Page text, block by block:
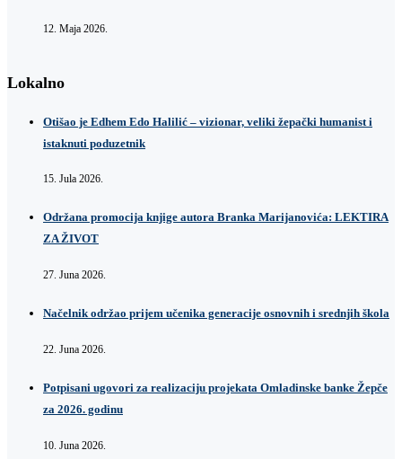
12. Maja 2026.
Lokalno
Otišao je Edhem Edo Halilić – vizionar, veliki žepački humanist i
istaknuti poduzetnik
15. Jula 2026.
Održana promocija knjige autora Branka Marijanovića: LEKTIRA
ZA ŽIVOT
27. Juna 2026.
Načelnik održao prijem učenika generacije osnovnih i srednjih škola
22. Juna 2026.
Potpisani ugovori za realizaciju projekata Omladinske banke Žepče
za 2026. godinu
10. Juna 2026.